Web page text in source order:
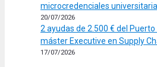
microcredenciales
20/07/2026
2 ayudas de 2.500 € del
máster Executive en Supply
17/07/2026